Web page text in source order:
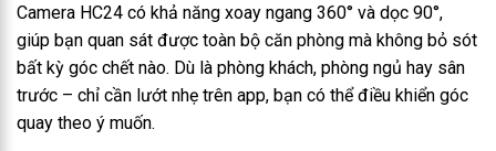
Camera HC24 có khả năng xoay ngang 360° và dọc 90°,
giúp bạn quan sát được toàn bộ căn phòng mà không bỏ sót
bất kỳ góc chết nào. Dù là phòng khách, phòng ngủ hay sân
trước – chỉ cần lướt nhẹ trên app, bạn có thể điều khiển góc
quay theo ý muốn.